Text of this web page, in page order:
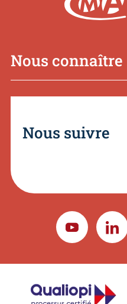
Nous connaître
Nous suivre
YOUTUBE